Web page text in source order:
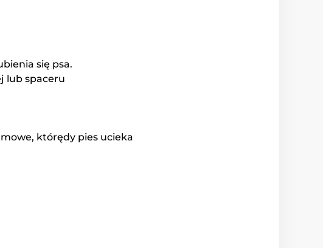
się psa.
lub spaceru
którędy pies ucieka